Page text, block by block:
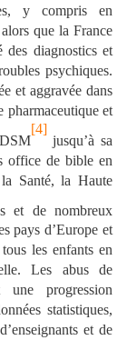
y compris en
que la France
des diagnostics et
psychiques.
et aggravée dans
pharmaceutique et
[4]
jusqu’à sa
office de bible en
Santé, la Haute
et de nombreux
pays d’Europe et
les enfants en
Les abus de
une progression
statistiques,
et de